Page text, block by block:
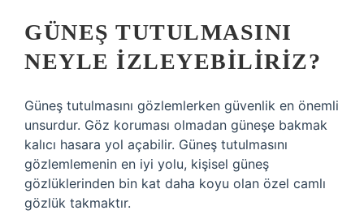
GÜNEŞ TUTULMASINI
NEYLE IZLEYEBILIRIZ?
Güneş tutulmasını gözlemlerken güvenlik en önemli
unsurdur. Göz koruması olmadan güneşe bakmak
kalıcı hasara yol açabilir. Güneş tutulmasını
gözlemlemenin en iyi yolu, kişisel güneş
gözlüklerinden bin kat daha koyu olan özel camlı
gözlük takmaktır.